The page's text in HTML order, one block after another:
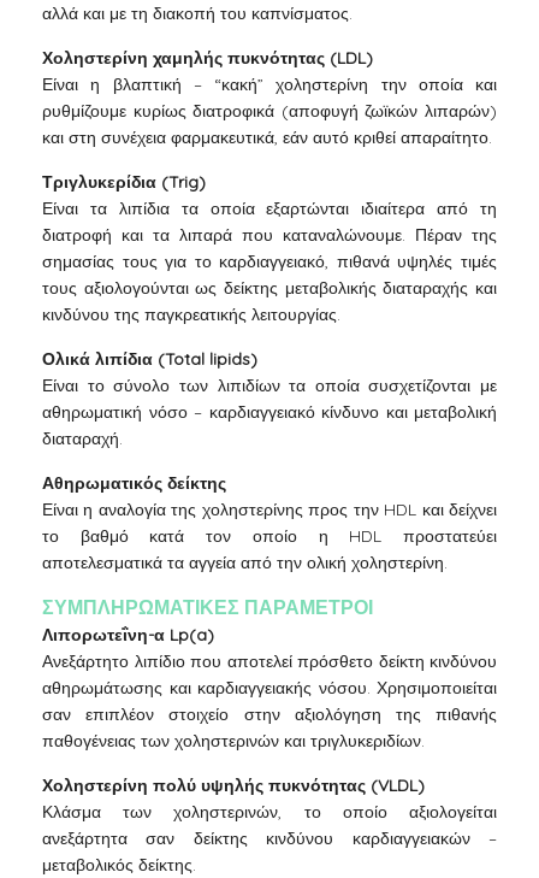
αλλά και με τη διακοπή του καπνίσματος.
Χοληστερίνη χαμηλής πυκνότητας (LDL)
Είναι η βλαπτική – “κακή” χοληστερίνη την οποία και
ρυθμίζουμε κυρίως διατροφικά (αποφυγή ζωϊκών λιπαρών)
και στη συνέχεια φαρμακευτικά, εάν αυτό κριθεί απαραίτητο.
Τριγλυκερίδια (Trig)
Είναι τα λιπίδια τα οποία εξαρτώνται ιδιαίτερα από τη
διατροφή και τα λιπαρά που καταναλώνουμε. Πέραν της
σημασίας τους για το καρδιαγγειακό, πιθανά υψηλές τιμές
τους αξιολογούνται ως δείκτης μεταβολικής διαταραχής και
κινδύνου της παγκρεατικής λειτουργίας.
Ολικά λιπίδια (Total lipids)
Είναι το σύνολο των λιπιδίων τα οποία συσχετίζονται με
αθηρωματική νόσο – καρδιαγγειακό κίνδυνο και μεταβολική
διαταραχή.
Αθηρωματικός δείκτης
Είναι η αναλογία της χοληστερίνης προς την HDL και δείχνει
το βαθμό κατά τον οποίο η HDL προστατεύει
αποτελεσματικά τα αγγεία από την ολική χοληστερίνη.
ΣΥΜΠΛΗΡΩΜΑΤΙΚΕΣ ΠΑΡΑΜΕΤΡΟΙ
Λιπορωτεΐνη-α Lp(a)
Ανεξάρτητο λιπίδιο που αποτελεί πρόσθετο δείκτη κινδύνου
αθηρωμάτωσης και καρδιαγγειακής νόσου. Χρησιμοποιείται
σαν επιπλέον στοιχείο στην αξιολόγηση της πιθανής
παθογένειας των χοληστερινών και τριγλυκεριδίων.
Χοληστερίνη πολύ υψηλής πυκνότητας (VLDL)
Κλάσμα των χοληστερινών, το οποίο αξιολογείται
ανεξάρτητα σαν δείκτης κινδύνου καρδιαγγειακών –
μεταβολικός δείκτης.